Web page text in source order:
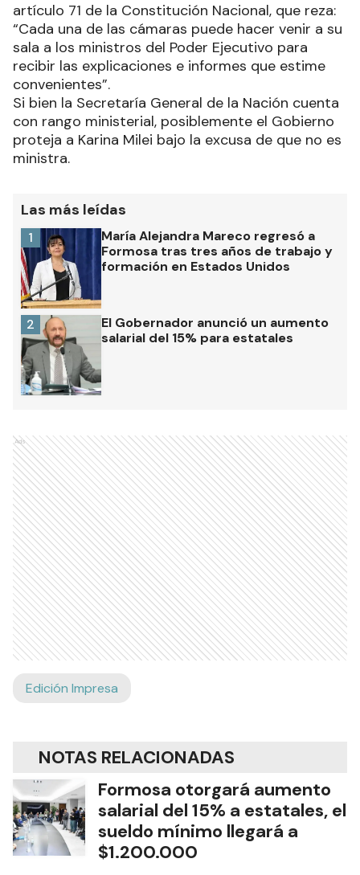
artículo 71 de la Constitución Nacional, que reza:
“Cada una de las cámaras puede hacer venir a su
sala a los ministros del Poder Ejecutivo para
recibir las explicaciones e informes que estime
convenientes”.
Si bien la Secretaría General de la Nación cuenta
con rango ministerial, posiblemente el Gobierno
proteja a Karina Milei bajo la excusa de que no es
ministra.
Las más leídas
María Alejandra Mareco regresó a
Formosa tras tres años de trabajo y
formación en Estados Unidos
1
El Gobernador anunció un aumento
salarial del 15% para estatales
2
Ads
Edición Impresa
NOTAS RELACIONADAS
Formosa otorgará aumento
salarial del 15% a estatales, el
sueldo mínimo llegará a
$1.200.000